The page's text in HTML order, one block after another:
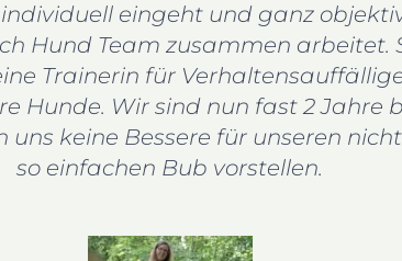
eingeht und ganz
Hund Team zusammen arbeitet.
Trainerin für
Hunde. Wir sind nun fast 2 Jahre
uns keine Bessere für unseren
so einfachen Bub vorstellen.